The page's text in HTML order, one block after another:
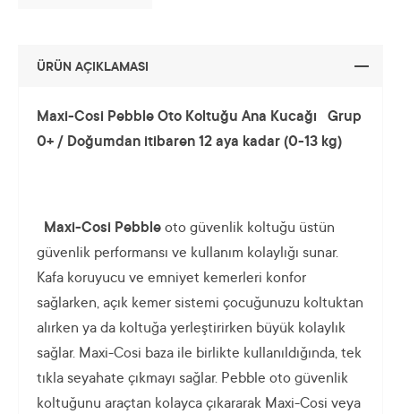
ÜRÜN AÇIKLAMASI
Maxi-Cosi Pebble Oto Koltuğu Ana Kucağı
Grup
0+ / Doğumdan itibaren 12 aya kadar (0-13 kg)
Maxi-Cosi Pebble oto güvenlik koltuğu üstün
güvenlik performansı ve kullanım kolaylığı sunar.
Kafa koruyucu ve emniyet kemerleri konfor
sağlarken, açık kemer sistemi çocuğunuzu koltuktan
alırken ya da koltuğa yerleştirirken büyük kolaylık
sağlar. Maxi-Cosi baza ile birlikte kullanıldığında, tek
tıkla seyahate çıkmayı sağlar. Pebble oto güvenlik
koltuğunu araçtan kolayca çıkararak Maxi-Cosi veya